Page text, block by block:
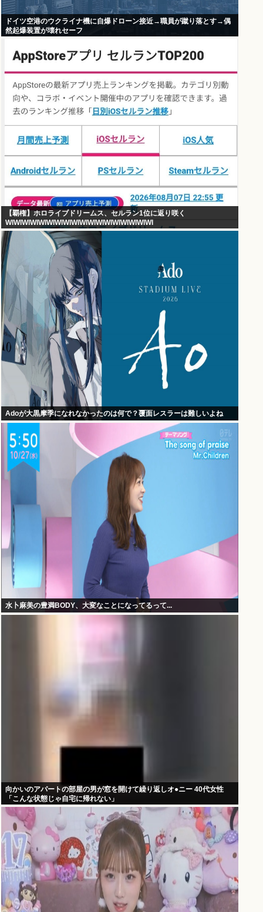
ドイツ空港のウクライナ機に自爆ドローン接近→職員が蹴り落とす→偶
然起爆装置が壊れセーフ
【覇権】ホロライブドリームス、セルラン1位に返り咲く
WIWIWIWIWIWIWIWIWIWIWIWIWIWIWIWIWIWI
Adoが大黒摩季になれなかったのは何で？覆面レスラーは難しいよね
水卜麻美の豊満BODY、大変なことになってるって...
向かいのアパートの部屋の男が窓を開けて繰り返しオ●ニー 40代女性
「こんな状態じゃ自宅に帰れない」